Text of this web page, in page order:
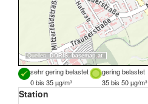
Quellen: DORIS, basemap.at
sehr gering belastet gering belastet
0 bis 35 µg/m³
35 bis 50 µg/m³
Station